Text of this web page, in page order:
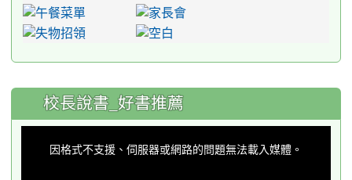
:::
校長說書_好書推薦
因格式不支援、伺服器或網路的問題無法載入媒體。